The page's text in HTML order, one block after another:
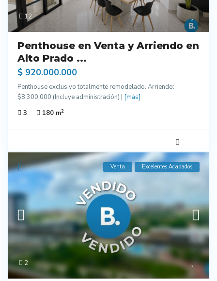
12
Penthouse en Venta y Arriendo en
Alto Prado ...
$ 920.000.000
Penthouse exclusivo totalmente remodelado. Arriendo:
$8.300.000 (Incluye administración) | [más]
3
180 m2
2
Venta Excelentes Acabados